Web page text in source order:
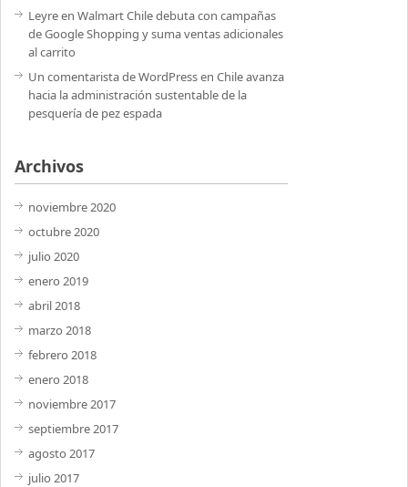
LeyreenWalmart Chile debuta con campañas
de Google Shopping y suma ventas adicionales
al carrito
Un comentarista de WordPressenChile avanza
hacia la administración sustentable de la
pesquería de pez espada
Archivos
noviembre 2020
octubre 2020
julio 2020
enero 2019
abril 2018
marzo 2018
febrero 2018
enero 2018
noviembre 2017
septiembre 2017
agosto 2017
julio 2017